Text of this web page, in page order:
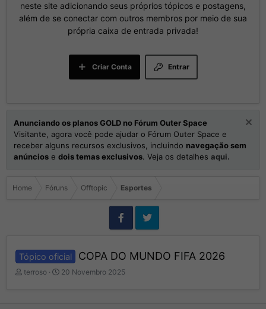
neste site adicionando seus próprios tópicos e postagens,
além de se conectar com outros membros por meio de sua
própria caixa de entrada privada!
Entrar
Criar Conta
Anunciando os planos GOLD no Fórum Outer Space
Visitante, agora você pode ajudar o Fórum Outer Space e
receber alguns recursos exclusivos, incluindo navegação sem
anúncios e dois temas exclusivos. Veja os detalhes aqui.
Home Fóruns Offtopic Esportes
Tópico oficial COPA DO MUNDO FIFA 2026
Iterroso
D
20 Novembro 2025